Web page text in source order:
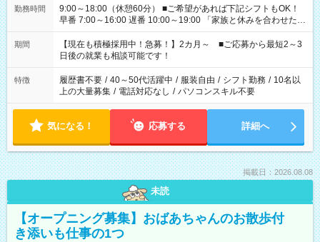
勤務時間
9:00～18:00（休憩60分） ■ご希望があれば下記シフトもOK！
早番 7:00～16:00 遅番 10:00～19:00 「家族と休みを合わせた
い」 「余裕を持って夕飯の準備がしたい」 「できれば残業はし
たくない」 など、ご希望を教えてくださいね。 ※Wワーク希望
の方へ 今ご覧のお仕事で希望する勤務時間と、もう1つのお仕事
の勤務時間。 合計で週40時間を超える場合は応募できません。
期間
【現在も積極採用中！急募！】2カ月～ ■ご応募から最短2～3
日後の就業も相談可能です！
特徴 履歴書不要 / 40～50代活躍中 / 服装自由 / シフト勤務 / 10名以
上の大量募集 / 電話対応なし / パソコンスキル不要
気になる！ 応募する 詳細へ
掲載日：2026.08.08
未読
【オープニング募集】おばあちゃんのお散歩付
き添いも仕事の1つ